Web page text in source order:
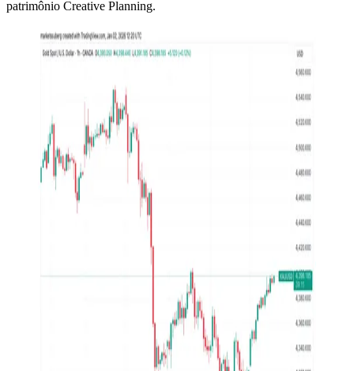
patrimônio Creative Planning.